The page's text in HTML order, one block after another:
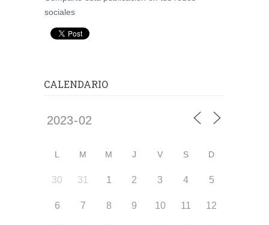
sociales
CALENDARIO
L M M J V S D
30 31 1 2 3 4 5
6 7 8 9 10 11 12